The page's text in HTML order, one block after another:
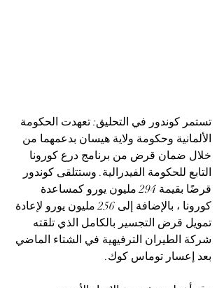
تستمر كوندور في التحليق: تعهدت الحكومة
الألمانية وحكومة ولاية هيسان بدعمهما من
خلال ضمان قرض من برنامج درع كورونا
التابع للحكومة الفيدرالية. وستتلقى كوندور
قرضًا بقيمة 294 مليون يورو كمساعدة
كورونا ، بالإضافة إلى 256 مليون يورو لإعادة
تمويل قرض التجسير بالكامل الذي تلقته
شركة الطيران الترفيهية في الشتاء الماضي
بعد إعسار توماس كوك.